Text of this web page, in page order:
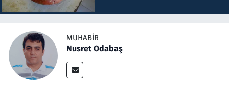
MUHABIR
Nusret Odabaş